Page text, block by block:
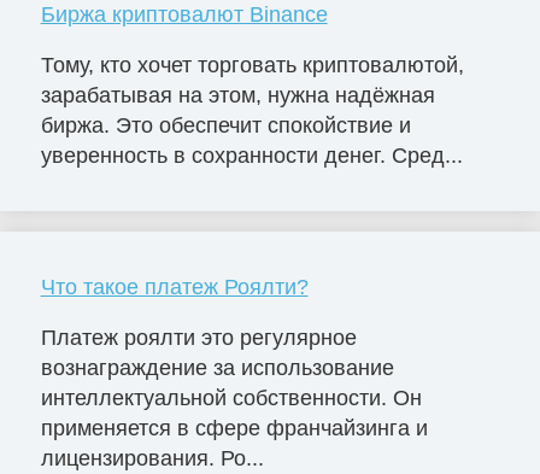
Биржа криптовалют Binance
Тому, кто хочет торговать криптовалютой,
зарабатывая на этом, нужна надёжная
биржа. Это обеспечит спокойствие и
уверенность в сохранности денег. Сред...
Что такое платеж Роялти?
Платеж роялти это регулярное
вознаграждение за использование
интеллектуальной собственности. Он
применяется в сфере франчайзинга и
лицензирования. Ро...